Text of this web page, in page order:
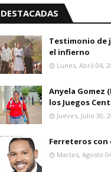
DESTACADAS
Testimonio de
el infierno
Lunes, Abril 04,
Anyela Gomez
los Juegos
Jueves, Julio 30,
Ferreteros
Martes, Agosto